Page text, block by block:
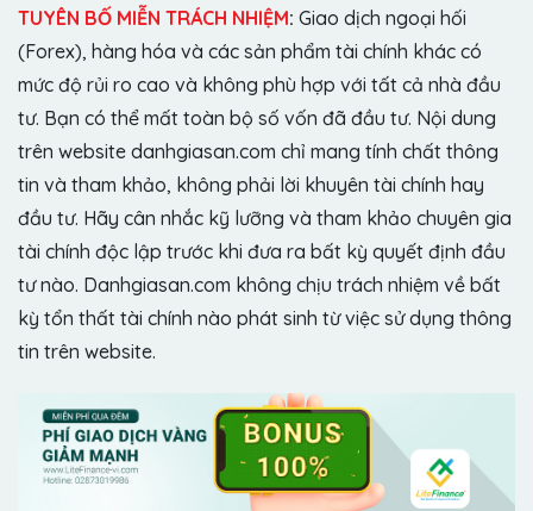
TUYÊN BỐ MIỄN TRÁCH NHIỆM: Giao dịch ngoại hối
(Forex), hàng hóa và các sản phẩm tài chính khác có
mức độ rủi ro cao và không phù hợp với tất cả nhà đầu
tư. Bạn có thể mất toàn bộ số vốn đã đầu tư. Nội dung
trên website danhgiasan.com chỉ mang tính chất thông
tin và tham khảo, không phải lời khuyên tài chính hay
đầu tư. Hãy cân nhắc kỹ lưỡng và tham khảo chuyên gia
tài chính độc lập trước khi đưa ra bất kỳ quyết định đầu
tư nào. Danhgiasan.com không chịu trách nhiệm về bất
kỳ tổn thất tài chính nào phát sinh từ việc sử dụng thông
tin trên website.